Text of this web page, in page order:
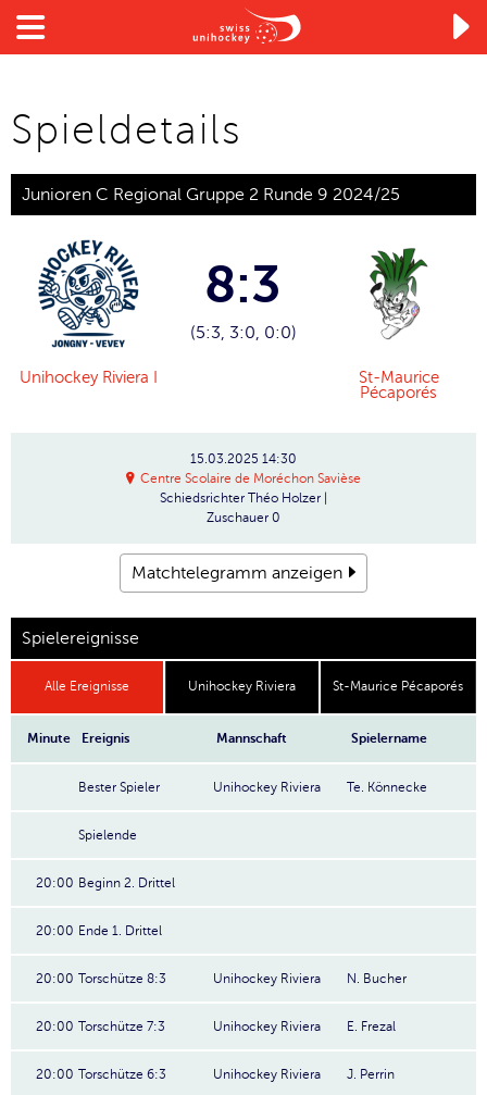

Spieldetails
Junioren C Regional Gruppe 2 Runde 9 2024/25
Unihockey Riviera I
8:3
(5:3, 3:0, 0:0)
St-Maurice
Pécaporés
15.03.2025 14:30
Centre Scolaire de Moréchon Savièse
Schiedsrichter Théo Holzer |
Zuschauer 0
Matchtelegramm anzeigen
Spielereignisse
Alle Ereignisse Unihockey Riviera St-Maurice Pécaporés
Minute Ereignis Mannschaft Spielername
Bester Spieler Unihockey Riviera Te. Könnecke
Spielende
20:00 Beginn 2. Drittel
20:00 Ende 1. Drittel
20:00 Torschütze 8:3 Unihockey Riviera N. Bucher
20:00 Torschütze 7:3 Unihockey Riviera E. Frezal
20:00 Torschütze 6:3 Unihockey Riviera J. Perrin